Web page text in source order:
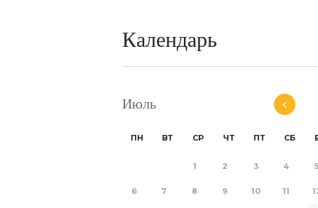
Календарь
Июль
ПН ВТ СР ЧТ ПТ СБ
1 2 3 4 5
6 7 8 9 10 11